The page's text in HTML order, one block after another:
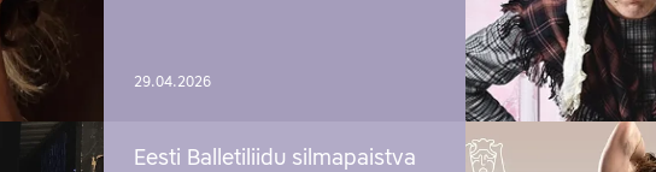
29.04.2026
Eesti Balletiliidu silmapaistva